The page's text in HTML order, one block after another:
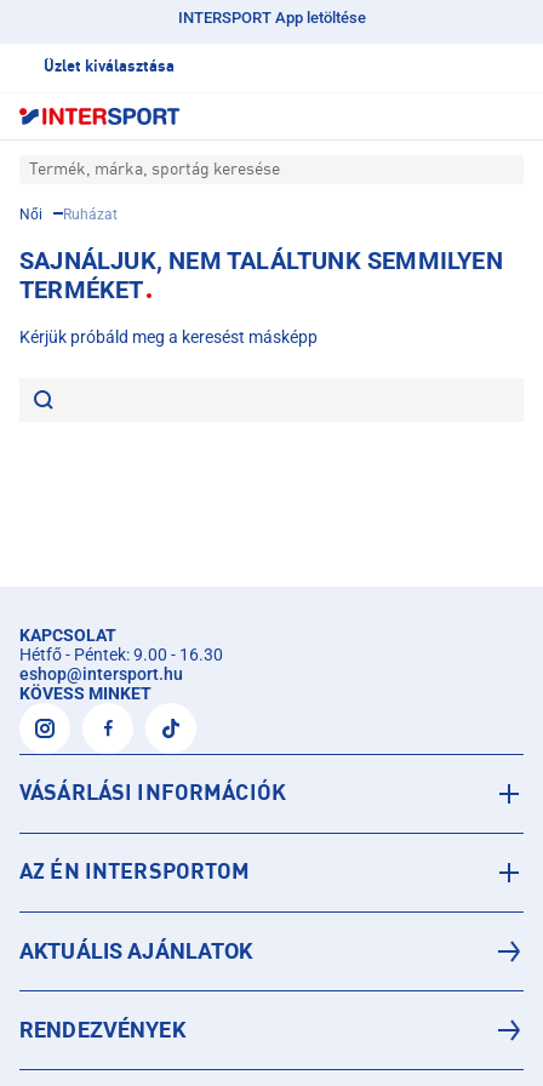
INTERSPORT App letöltése
Üzlet kiválasztása
Termék, márka, sportág keresése
Női Ruházat
SAJNÁLJUK, NEM TALÁLTUNK SEMMILYEN
TERMÉKET
Kérjük próbáld meg a keresést másképp
KAPCSOLAT
Hétfő - Péntek: 9.00 - 16.30
eshop@intersport.hu
KÖVESS MINKET
VÁSÁRLÁSI INFORMÁCIÓK
AZ ÉN INTERSPORTOM
AKTUÁLIS AJÁNLATOK
RENDEZVÉNYEK